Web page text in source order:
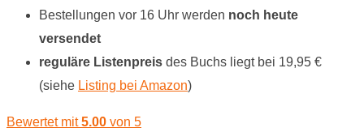
Bestellungen vor 16 Uhr werden noch heute
versendet
reguläre Listenpreis des Buchs liegt bei 19,95 €
(siehe Listing bei Amazon)
Bewertet mit5.00 von 5